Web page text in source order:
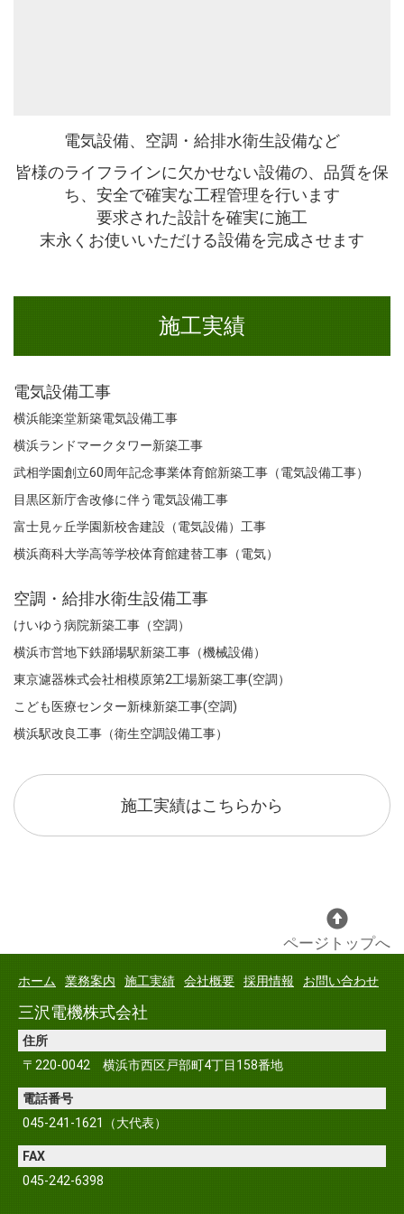
電気設備、空調・給排水衛生設備など
皆様のライフラインに欠かせない設備の、品質を保
ち、安全で確実な工程管理を行います
要求された設計を確実に施工
末永くお使いいただける設備を完成させます
施工実績
電気設備工事
横浜能楽堂新築電気設備工事
横浜ランドマークタワー新築工事
武相学園創立60周年記念事業体育館新築工事（電気設備工事）
目黒区新庁舎改修に伴う電気設備工事
富士見ヶ丘学園新校舎建設（電気設備）工事
横浜商科大学高等学校体育館建替工事（電気）
空調・給排水衛生設備工事
けいゆう病院新築工事（空調）
横浜市営地下鉄踊場駅新築工事（機械設備）
東京濾器株式会社相模原第2工場新築工事(空調）
こども医療センター新棟新築工事(空調)
横浜駅改良工事（衛生空調設備工事）
施工実績はこちらから
ページトップへ
ホーム 業務案内 施工実績 会社概要 採用情報 お問い合わせ
三沢電機株式会社
住所
〒220-0042 横浜市西区戸部町4丁目158番地
電話番号
045-241-1621（大代表）
FAX
045-242-6398